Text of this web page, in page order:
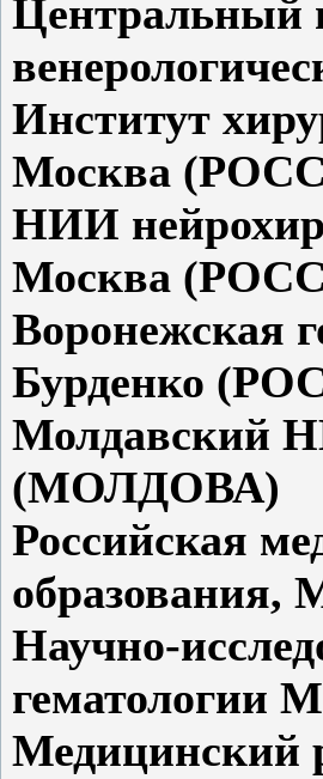
Центральный
Институт
Москва
НИИ
Москва
Воронежская
Бурденко
Молдавский
(МОЛДОВА)
Российская
Научно-
Медицинский